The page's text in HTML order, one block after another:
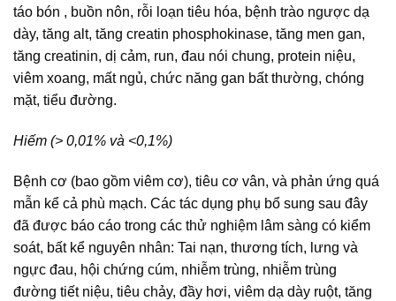
táo bón , buồn nôn, rỗi loạn tiêu hóa, bệnh trào ngược dạ
dày, tăng alt, tăng creatin phosphokinase, tăng men gan,
tăng creatinin, dị cảm, run, đau nói chung, protein niệu,
viêm xoang, mất ngủ, chức năng gan bất thường, chóng
mặt, tiểu đường.
Hiếm (> 0,01% và <0,1%)
Bệnh cơ (bao gồm viêm cơ), tiêu cơ vân, và phản ứng quá
mẫn kể cả phù mạch. Các tác dụng phụ bổ sung sau đây
đã được báo cáo trong các thử nghiệm lâm sàng có kiểm
soát, bất kể nguyên nhân: Tai nạn, thương tích, lưng và
ngực đau, hội chứng cúm, nhiễm trùng, nhiễm trùng
đường tiết niệu, tiêu chảy, đầy hơi, viêm dạ dày ruột, tăng